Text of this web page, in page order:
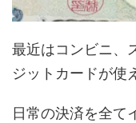
最近はコンビニ、
ジットカードが使
日常の決済を全て